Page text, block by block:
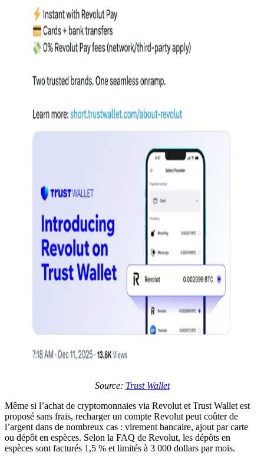
Source: Trust Wallet
Même si l’achat de cryptomonnaies via Revolut et Trust Wallet est
proposé sans frais, recharger un compte Revolut peut coûter de
l’argent dans de nombreux cas : virement bancaire, ajout par carte
ou dépôt en espèces. Selon la FAQ de Revolut, les dépôts en
espèces sont facturés 1,5 % et limités à 3 000 dollars par mois.